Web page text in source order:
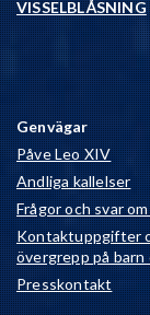
VISSELBLÅSNING
Genvägar
Påve Leo XIV
Andliga kallelser
Frågor och svar
Kontaktuppgifter
övergrepp på barn
Presskontakt